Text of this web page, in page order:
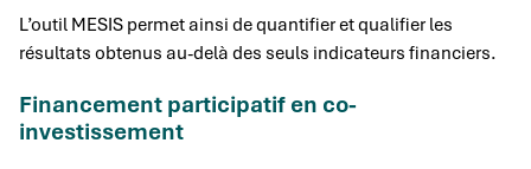
L’outil MESIS permet ainsi de quantifier et qualifier les
résultats obtenus au-delà des seuls indicateurs financiers.
Financement participatif en co-
investissement